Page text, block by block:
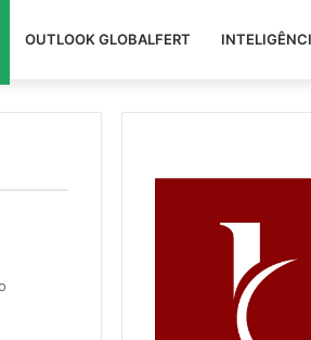
OUTLOOK GLOBALFERT